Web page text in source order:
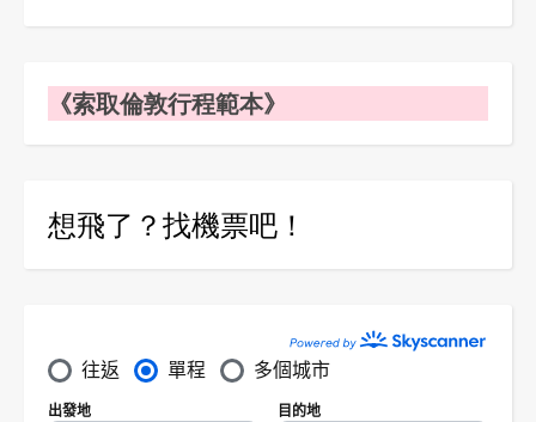
《索取倫敦行程範本》
想飛了？找機票吧！